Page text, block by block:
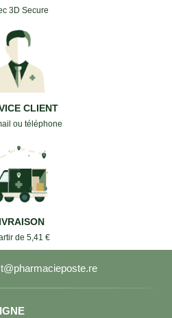
3D Secure
CLIENT
ou téléphone
de 5,41 €